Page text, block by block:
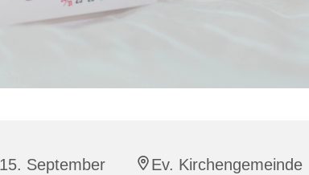
September
Ev. Kirchengemeinde